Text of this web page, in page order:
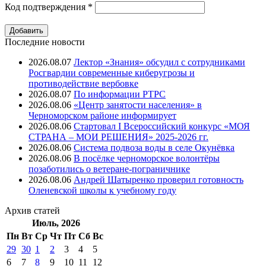
Код подтверждения *
Последние новости
2026.08.07 Лектор «Знания» обсудил с сотрудниками
Росгвардии современные киберугрозы и
противодействие вербовке
2026.08.07 ⁠По информации РТРС
2026.08.06 «Центр занятости населения» в
Черноморском районе информирует
2026.08.06 Стартовал I Всероссийский конкурс «МОЯ
СТРАНА – МОИ РЕШЕНИЯ» 2025-2026 гг.
2026.08.06 Система подвоза воды в селе Окунёвка
2026.08.06 В посёлке черноморское волонтёры
позаботились о ветеране-пограничнике
2026.08.06 Андрей Шатыренко проверил готовность
Оленевской школы к учебному году
Архив статей
Июль, 2026
Пн Вт Ср Чт Пт Cб Вс
29 30 1 2 3 4
5
6
7 8 9 10 11
12